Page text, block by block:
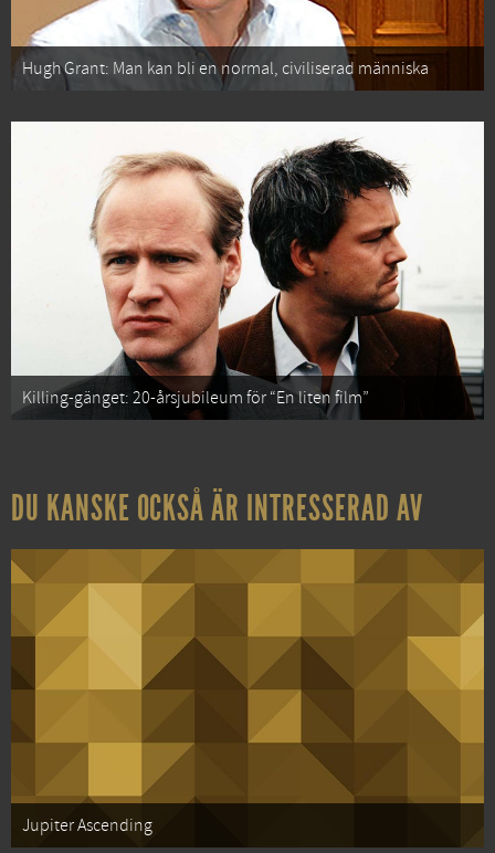
Hugh Grant: Man kan bli en normal, civiliserad människa
Killing-gänget: 20-årsjubileum för “En liten film”
DU KANSKE OCKSÅ ÄR INTRESSERAD AV
Jupiter Ascending